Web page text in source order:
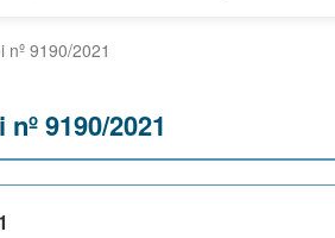
nº 9190/2021
9190/2021